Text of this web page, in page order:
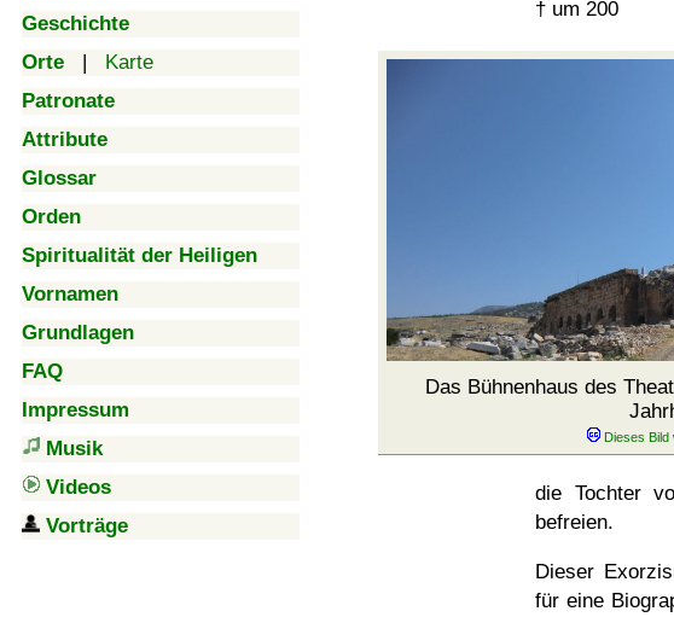
Geschichte
Orte | Karte
Patronate
Attribute
Glossar
Orden
Spiritualität der Heiligen
Vornamen
Grundlagen
FAQ
Impressum
Musik
Videos
Vorträge
† um 200
Das Bühnenhaus des
die Tochter
befreien.
Dieser
für eine